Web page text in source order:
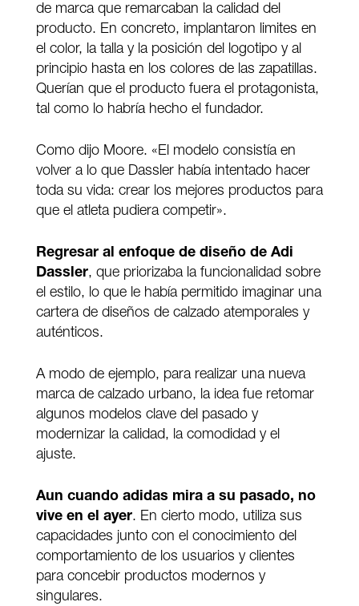
de marca que remarcaban la calidad del
producto. En concreto, implantaron limites en
el color, la talla y la posición del logotipo y al
principio hasta en los colores de las zapatillas.
Querían que el producto fuera el protagonista,
tal como lo habría hecho el fundador.
Como dijo Moore. «El modelo consistía en
volver a lo que Dassler había intentado hacer
toda su vida: crear los mejores productos para
que el atleta pudiera competir».
Regresar al enfoque de diseño de Adi
Dassler, que priorizaba la funcionalidad sobre
el estilo, lo que le había permitido imaginar una
cartera de diseños de calzado atemporales y
auténticos.
A modo de ejemplo, para realizar una nueva
marca de calzado urbano, la idea fue retomar
algunos modelos clave del pasado y
modernizar la calidad, la comodidad y el
ajuste.
Aun cuando adidas mira a su pasado, no
vive en el ayer. En cierto modo, utiliza sus
capacidades junto con el conocimiento del
comportamiento de los usuarios y clientes
para concebir productos modernos y
singulares.